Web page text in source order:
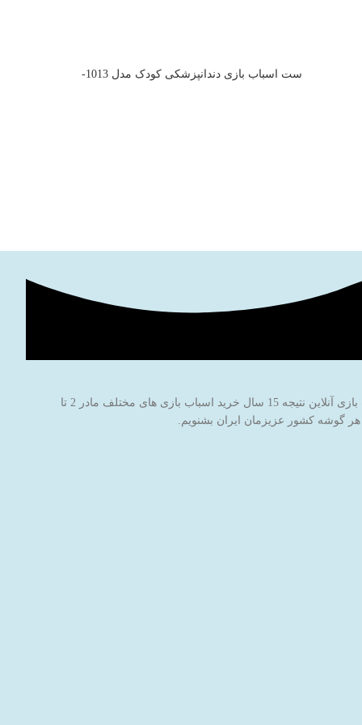
ست اسباب بازی دندانپزشکی کودک مدل 1013-
فروشگاه اینترنتی اسباب بازی جادوی پارسی با نام برند جاپاتوی با هدف خاطره سازی برای کودکان عزیز ایران‌زمین شروع به کار کرده است. این فروشگاه اسباب بازی آنلاین نتیجه 15 سال خرید اسباب بازی های مختلف مادر 2 تا
گوشه کشور عزیزمان ایران بشنویم.